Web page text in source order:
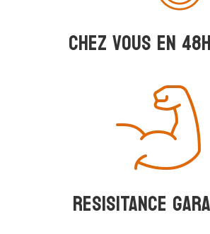
Chez vous en
RESISITANCE